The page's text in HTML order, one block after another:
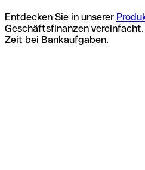
Entdecken Sie in unserer
Geschäftsfinanzen
Zeit bei Bankaufgaben.